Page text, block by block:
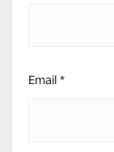
Email*